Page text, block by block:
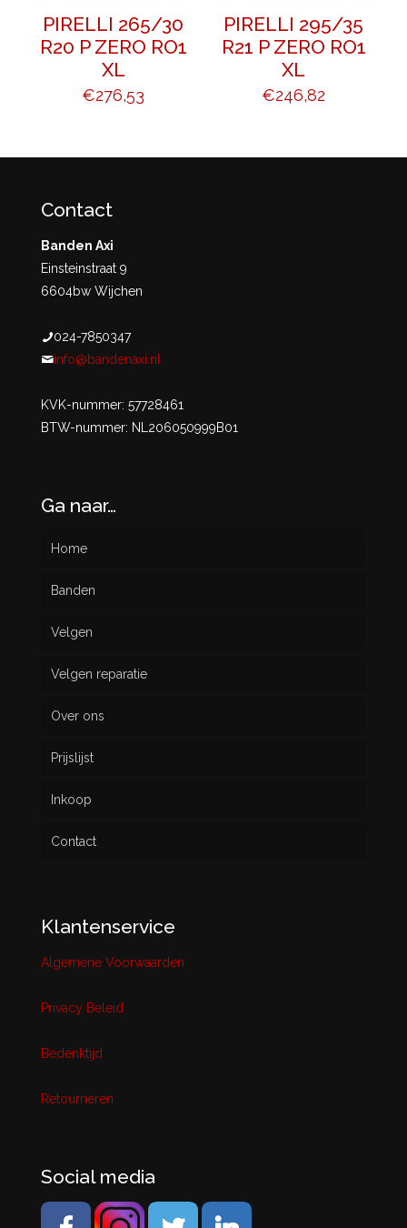
PIRELLI 265/30
R20 P ZERO RO1
XL
€276,53
PIRELLI 295/35
R21 P ZERO RO1
XL
€246,82
Contact
Banden Axi
Einsteinstraat 9
6604bw Wijchen
024-7850347
info@bandenaxi.nl
KVK-nummer: 57728461
BTW-nummer: NL206050999B01
Ga naar…
Home
Banden
Nieuw
Gebruikt
Velgen
Velgen reparatie
Over ons
Prijslijst
Inkoop
Contact
Klantenservice
Algemene Voorwaarden
Privacy Beleid
Bedenktijd
Retourneren
Social media